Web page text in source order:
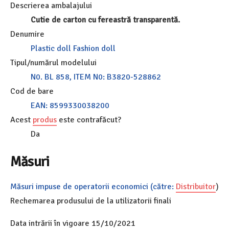
Descrierea ambalajului
Cutie de carton cu fereastră transparentă.
Denumire
Plastic doll Fashion doll
Tipul/numărul modelului
N0. BL 858, ITEM N0: B3820-528862
Cod de bare
EAN: 8599330038200
Acest produs este contrafăcut?
Da
Măsuri
Măsuri impuse de operatorii economici (către: Distribuitor)
Rechemarea produsului de la utilizatorii finali
Data intrării în vigoare 15/10/2021